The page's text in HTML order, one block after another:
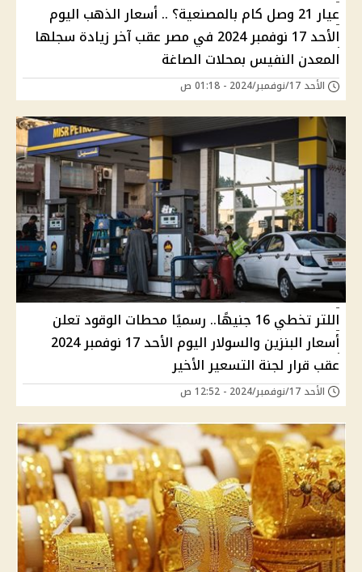
عيار 21 وصل كام بالمصنعية؟ .. أسعار الذهب اليوم
الأحد 17 نوفمبر 2024 في مصر عقب آخر زيادة سجلها
المعدن النفيس بمحلات الصاغة
الأحد 17/نوفمبر/2024 - 01:18 ص
اللتر تخطي 16 جنيهًا.. رسميًا محطات الوقود تعلن
أسعار البنزين والسولار اليوم الأحد 17 نوفمبر 2024
عقب قرار لجنة التسعير الأخير
الأحد 17/نوفمبر/2024 - 12:52 ص